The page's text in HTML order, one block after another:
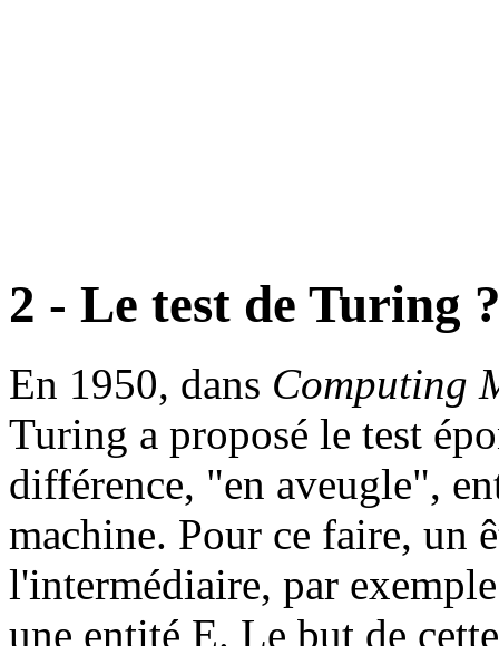
2 - Le test de Turing
En 1950, dans Computing
Turing a proposé le test
différence, "en aveugle",
machine. Pour ce faire, un
l'intermédiaire, par
une entité E. Le but de